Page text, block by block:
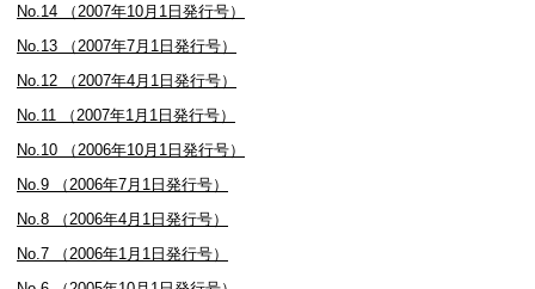
No.14 （2007年10月1日発行号）
No.13 （2007年7月1日発行号）
No.12 （2007年4月1日発行号）
No.11 （2007年1月1日発行号）
No.10 （2006年10月1日発行号）
No.9 （2006年7月1日発行号）
No.8 （2006年4月1日発行号）
No.7 （2006年1月1日発行号）